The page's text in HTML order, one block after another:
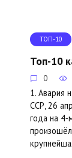
ТОП-10
Топ-10
0
1. Авария
ССР, 26
года на 4-